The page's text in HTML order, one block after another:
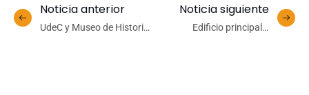
Noticia anterior
UdeC y Museo de Historia
Noticia siguiente
Edificio principal y